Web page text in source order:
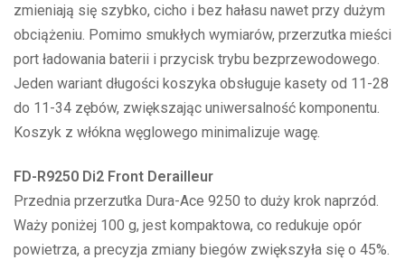
zmieniają się szybko, cicho i bez hałasu nawet przy dużym
obciążeniu. Pomimo smukłych wymiarów, przerzutka mieści
port ładowania baterii i przycisk trybu bezprzewodowego.
Jeden wariant długości koszyka obsługuje kasety od 11-28
do 11-34 zębów, zwiększając uniwersalność komponentu.
Koszyk z włókna węglowego minimalizuje wagę.
FD-R9250 Di2 Front Derailleur
Przednia przerzutka Dura-Ace 9250 to duży krok naprzód.
Waży poniżej 100 g, jest kompaktowa, co redukuje opór
powietrza, a precyzja zmiany biegów zwiększyła się o 45%.